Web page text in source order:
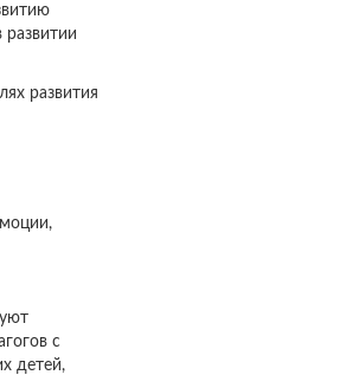
развитии
развития
с
детей,